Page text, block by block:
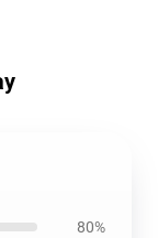
80%